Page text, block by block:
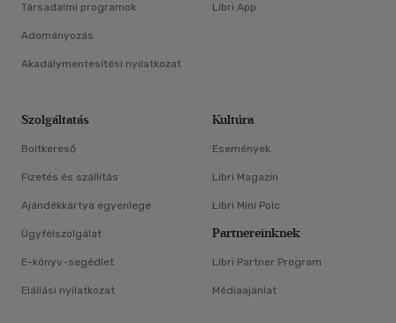
Társadalmi programok
Adományozás
Akadálymentesítési nyilatkozat
Libri App
Szolgáltatás
Boltkereső
Fizetés és szállítás
Ajándékkártya egyenlege
Ügyfélszolgálat
E-könyv-segédlet
Elállási nyilatkozat
Kultúra
Események
Libri Magazin
Libri Mini Polc
Partnereinknek
Libri Partner Program
Médiaajánlat